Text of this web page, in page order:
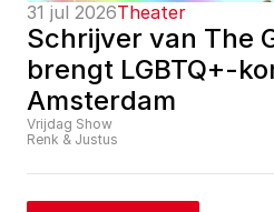
31 jul 2026Theater
Schrijver van The
brengt LGBTQ+-
Amsterdam
Vrijdag Show
Renk & Justus